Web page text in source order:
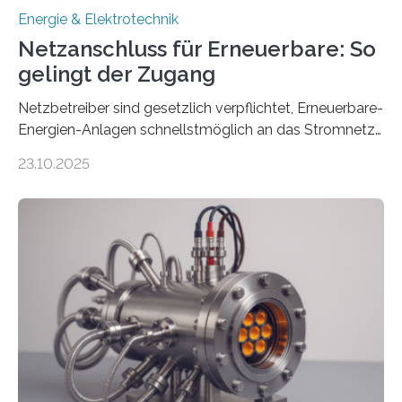
Energie & Elektrotechnik
Netzanschluss für Erneuerbare: So
gelingt der Zugang
Netzbetreiber sind gesetzlich verpflichtet, Erneuerbare-
Energien-Anlagen schnellstmöglich an das Stromnetz
ermöglichen. Doch der dafür nötige Netzausbau hinkt
einem „Anschlussstau“. Die Stiftung
Umweltenergierecht hat den Rechtsrahmen in einem
neuen Bericht für die Praxis eingeordnet – inklusive der
Rolle von flexiblen Netzanschlussvereinbarungen. Der
Netzanschluss von Erneuerbare-Energien-Anlagen
(EE-Anlagen) ist entscheidend für die Energiewende.
Denn ohne Anschluss an das Netz kann kein Strom
eingespeist werden. Nach dem Erneuerbare-Energien-
Gesetz (EEG) sind Netzbetreiber…
23.10.2025